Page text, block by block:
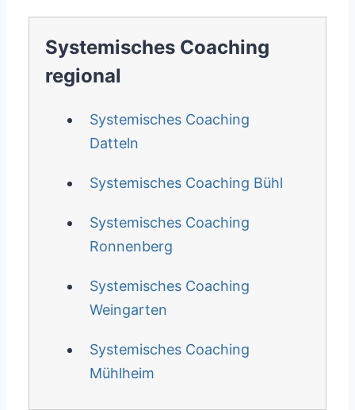
Systemisches Coaching
regional
Systemisches Coaching
Datteln
Systemisches Coaching Bühl
Systemisches Coaching
Ronnenberg
Systemisches Coaching
Weingarten
Systemisches Coaching
Mühlheim